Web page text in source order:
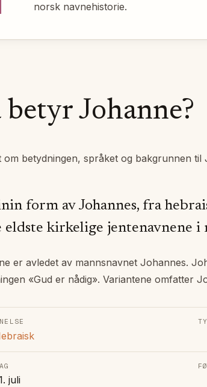
norsk navnehistorie.
betyr Johanne?
om betydningen, språket og bakgrunnen til
form av Johannes, fra
eldste kirkelige jentenavnene i
er avledet av mannsnavnet Johannes.
«Gud er nådig». Variantene omfatter
juli